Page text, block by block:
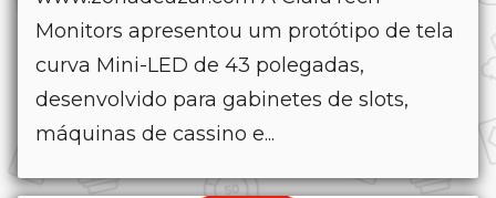
Monitors apresentou um protótipo de tela
curva Mini-LED de 43 polegadas,
desenvolvido para gabinetes de slots,
máquinas de cassino e...